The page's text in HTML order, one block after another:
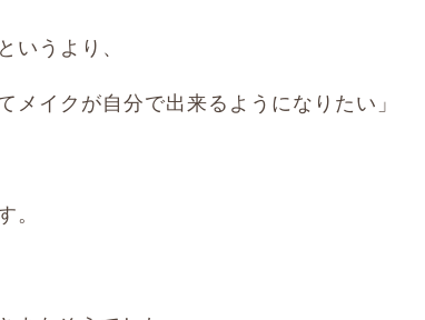
いうより、
メイクが自分で出来るようになりたい」
。